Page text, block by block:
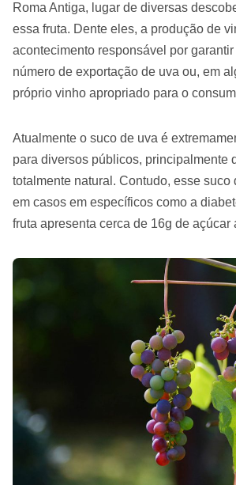
Roma Antiga, lugar de diversas
essa fruta. Dente eles, a produção de
acontecimento responsável por
número de exportação de uva ou, em
próprio vinho apropriado para o
Atualmente o suco de uva é
para diversos públicos, principalmente
totalmente natural. Contudo, esse suco
em casos em específicos como a
fruta apresenta cerca de 16g de açúcar